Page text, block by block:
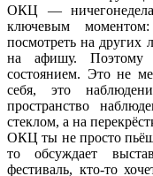
ОКЦ —
ключевым
посмотреть на других
на афишу. Поэтому
состоянием. Это не
себя, это
пространство
стеклом, а на
ОКЦ ты не просто
то обсуждает
фестиваль, кто-то